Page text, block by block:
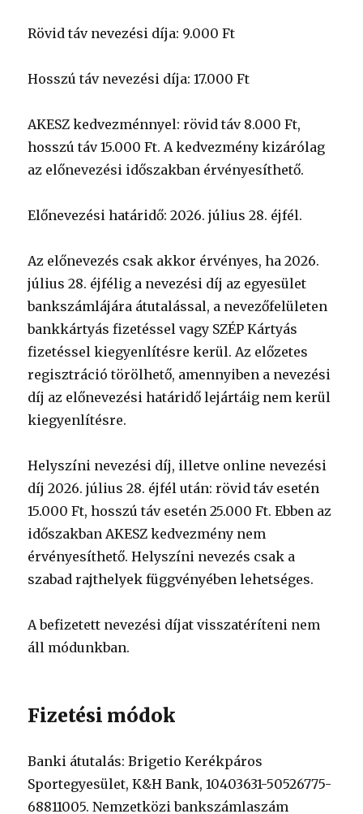
Rövid táv nevezési díja: 9.000 Ft
Hosszú táv nevezési díja: 17.000 Ft
AKESZ kedvezménnyel: rövid táv 8.000 Ft,
hosszú táv 15.000 Ft. A kedvezmény kizárólag
az előnevezési időszakban érvényesíthető.
Előnevezési határidő: 2026. július 28. éjfél.
Az előnevezés csak akkor érvényes, ha 2026.
július 28. éjfélig a nevezési díj az egyesület
bankszámlájára átutalással, a nevezőfelületen
bankkártyás fizetéssel vagy SZÉP Kártyás
fizetéssel kiegyenlítésre kerül. Az előzetes
regisztráció törölhető, amennyiben a nevezési
díj az előnevezési határidő lejártáig nem kerül
kiegyenlítésre.
Helyszíni nevezési díj, illetve online nevezési
díj 2026. július 28. éjfél után: rövid táv esetén
15.000 Ft, hosszú táv esetén 25.000 Ft. Ebben az
időszakban AKESZ kedvezmény nem
érvényesíthető. Helyszíni nevezés csak a
szabad rajthelyek függvényében lehetséges.
A befizetett nevezési díjat visszatéríteni nem
áll módunkban.
Fizetési módok
Banki átutalás: Brigetio Kerékpáros
Sportegyesület, K&H Bank, 10403631-50526775-
68811005. Nemzetközi bankszámlaszám